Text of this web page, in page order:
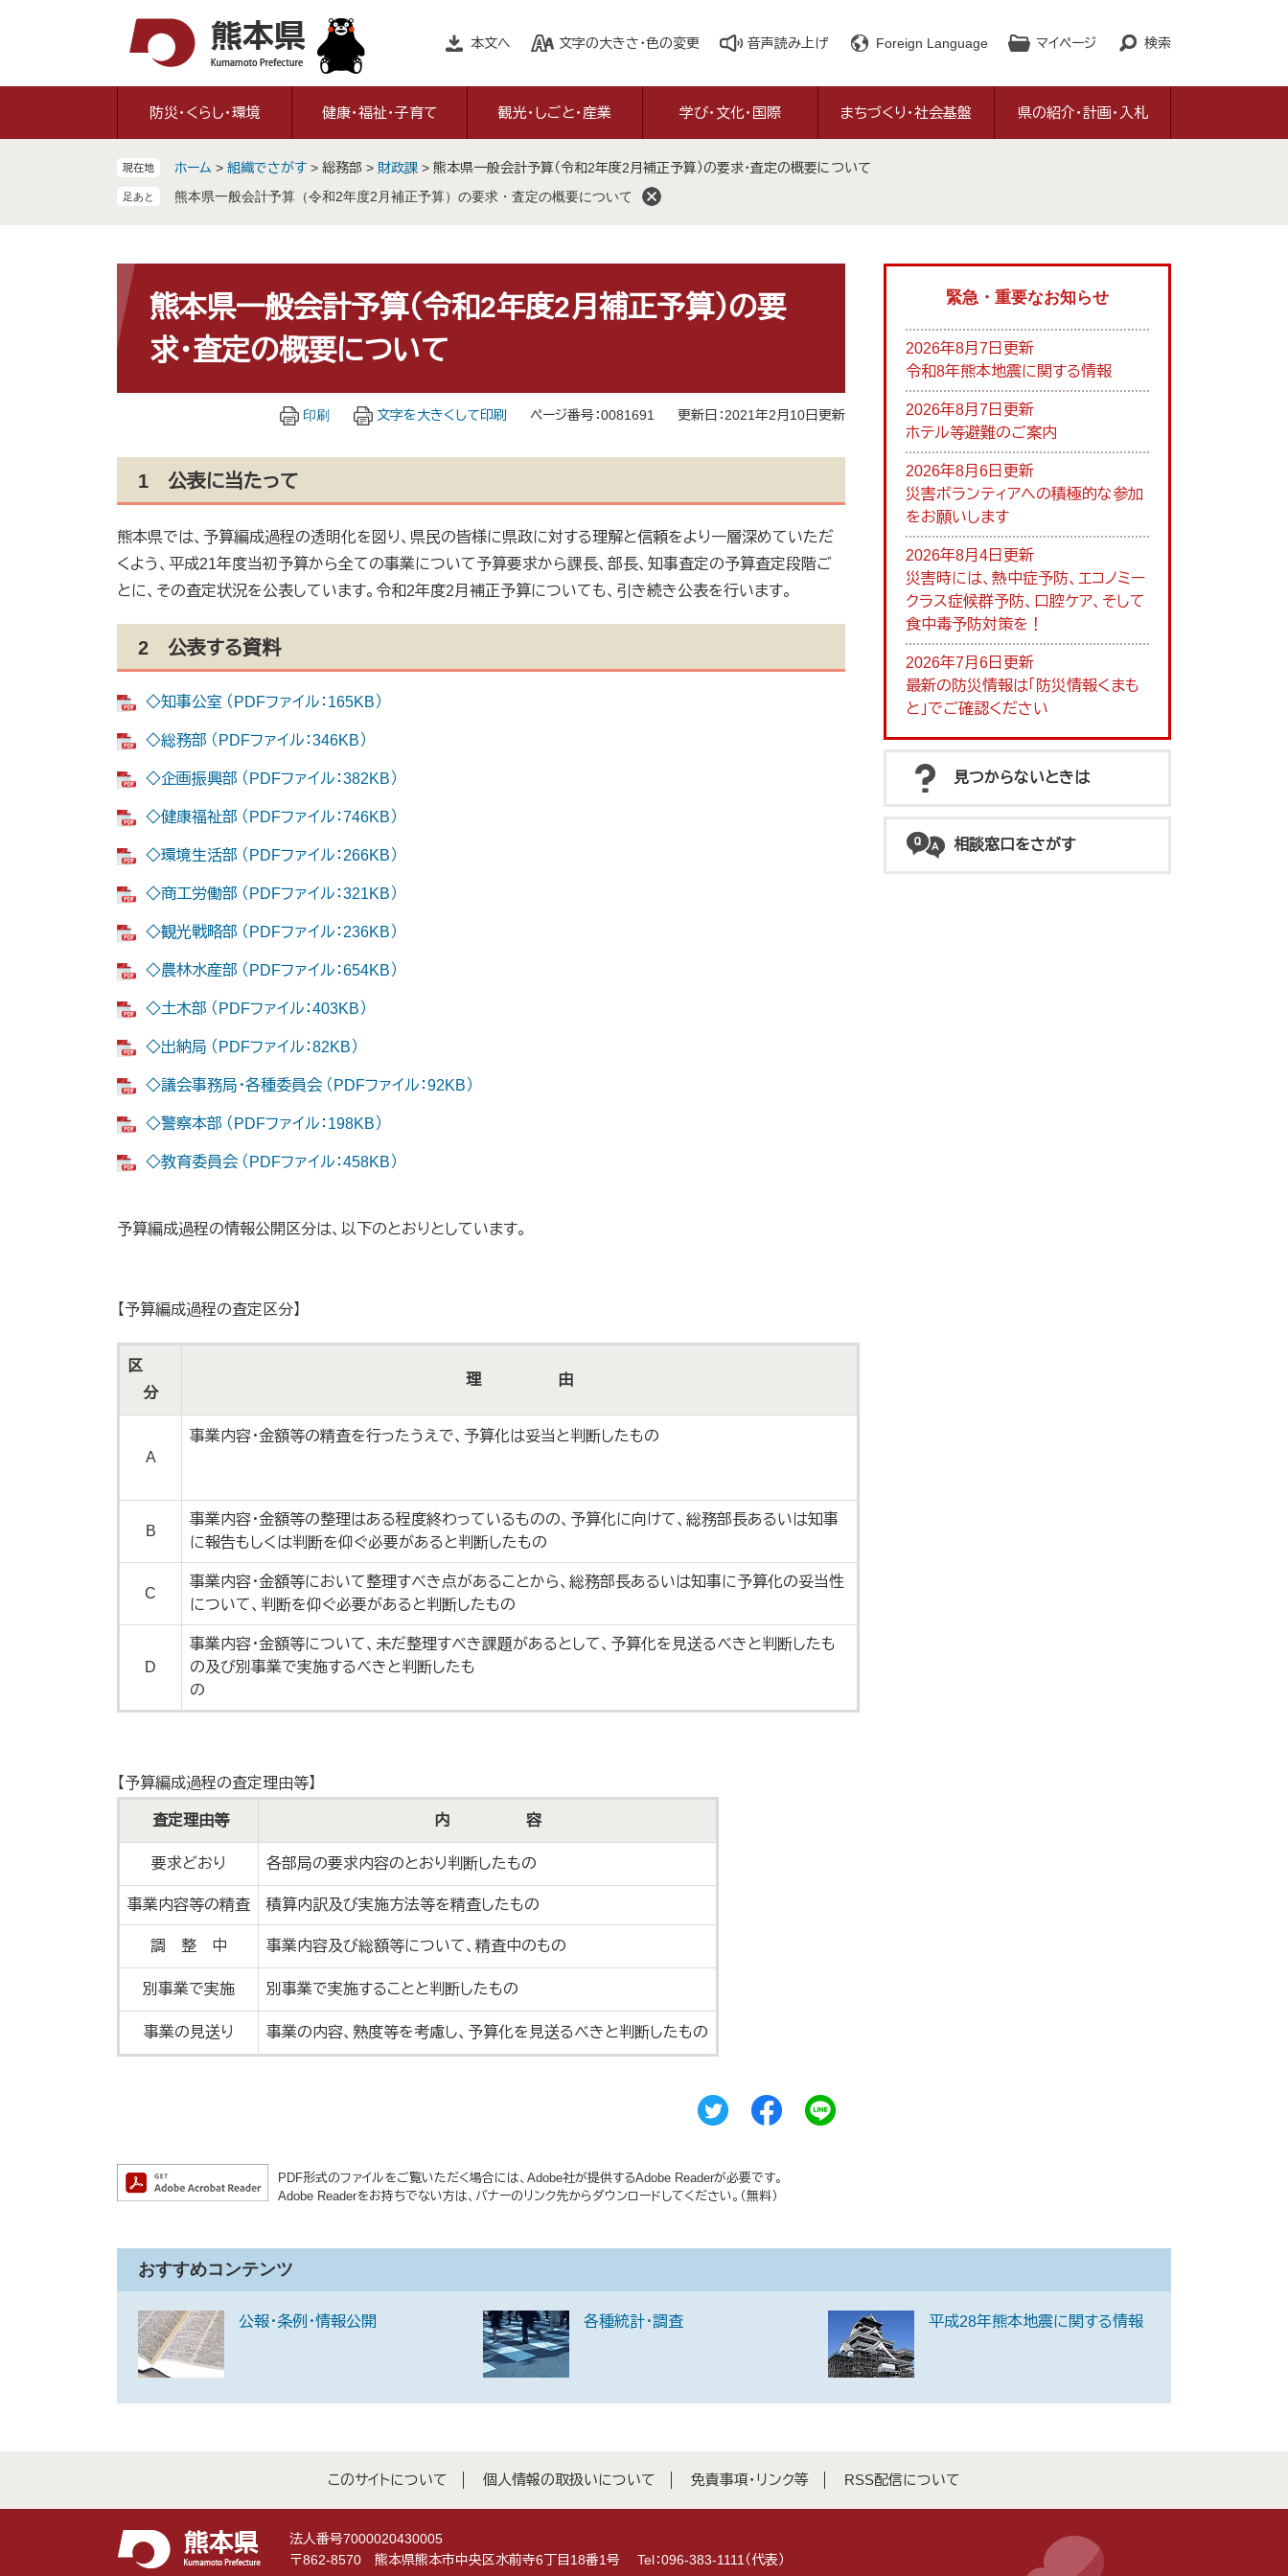
本文へ 文字の大きさ・色の変更 音声読み上げ Foreign Language マイページ 検索
防災・くらし・環境 健康・福祉・子育て 観光・しごと・産業 学び・文化・国際 まちづくり・社会基盤 県の紹介・計画・入札
現在地 ホーム > 組織でさがす > 総務部 > 財政課 > 熊本県一般会計予算（令和2年度2月補正予算）の要求・査定の概要について
熊本県一般会計予算（令和2年度2月補正予算）の要求・査定の概要について
文
熊本県一般会計予算（令和2年度2月補正予算）の要
求・査定の概要について
印刷 文字を大きくして印刷 ページ番号：0081691 更新日：2021年2月10日更新
1 公表に当たって
熊本県では、予算編成過程の透明化を図り、県民の皆様に県政に対する理解と信頼をより一層深めていただ
くよう、平成21年度当初予算から全ての事業について予算要求から課長、部長、知事査定の予算査定段階ご
とに、その査定状況を公表しています。令和2年度2月補正予算についても、引き続き公表を行います。
2 公表する資料
◇知事公室 （PDFファイル：165KB）
◇総務部 （PDFファイル：346KB）
◇企画振興部 （PDFファイル：382KB）
◇健康福祉部 （PDFファイル：746KB）
◇環境生活部 （PDFファイル：266KB）
◇商工労働部 （PDFファイル：321KB）
◇観光戦略部 （PDFファイル：236KB）
◇農林水産部 （PDFファイル：654KB）
◇土木部 （PDFファイル：403KB）
◇出納局 （PDFファイル：82KB）
◇議会事務局・各種委員会 （PDFファイル：92KB）
◇警察本部 （PDFファイル：198KB）
◇教育委員会 （PDFファイル：458KB）
予算編成過程の情報公開区分は、以下のとおりとしています。
【予算編成過程の査定区分】
区
分
理 由
A
事業内容・金額等の精査を行ったうえで、予算化は妥当と判断したもの
B
事業内容・金額等の整理はある程度終わっているものの、予算化に向けて、総務部長あるいは知事
に報告もしくは判断を仰ぐ必要があると判断したもの
C
事業内容・金額等において整理すべき点があることから、総務部長あるいは知事に予算化の妥当性
について、判断を仰ぐ必要があると判断したもの
D
事業内容・金額等について、未だ整理すべき課題があるとして、予算化を見送るべきと判断したも
の及び別事業で実施するべきと判断したも
の
【予算編成過程の査定理由等】
査定理由等 内 容
要求どおり 各部局の要求内容のとおり判断したもの
事業内容等の精査 積算内訳及び実施方法等を精査したもの
調 整 中 事業内容及び総額等について、精査中のもの
別事業で実施 別事業で実施することと判断したもの
事業の見送り 事業の内容、熟度等を考慮し、予算化を見送るべきと判断したもの
PDF形式のファイルをご覧いただく場合には、Adobe社が提供するAdobe Readerが必要です。
Adobe Readerをお持ちでない方は、バナーのリンク先からダウンロードしてください。（無料）
緊急・重要なお知らせ
2026年8月7日更新
令和8年熊本地震に関する情報
2026年8月7日更新
ホテル等避難のご案内
2026年8月6日更新
災害ボランティアへの積極的な参加
をお願いします
2026年8月4日更新
災害時には、熱中症予防、エコノミー
クラス症候群予防、口腔ケア、そして
食中毒予防対策を！
2026年7月6日更新
最新の防災情報は「防災情報くまも
と」でご確認ください
見つからないときは
相談窓口をさがす
おすすめコンテンツ
公報・条例・情報公開 各種統計・調査 平成28年熊本地震に関する情報
このサイトについて 個人情報の取扱いについて 免責事項・リンク等 RSS配信について
法人番号7000020430005
〒862-8570 熊本県熊本市中央区水前寺6丁目18番1号
Tel：096-383-1111（代表）